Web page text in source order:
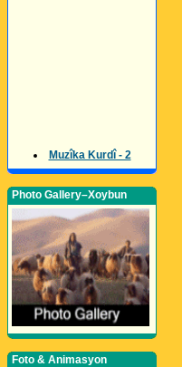
Muzîka Kurdî - 2
Photo Gallery–Xoybun
Foto & Animasyon